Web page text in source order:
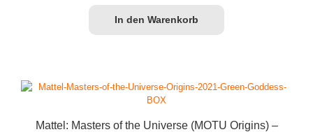
In den Warenkorb
Mattel: Masters of the Universe (MOTU Origins) –